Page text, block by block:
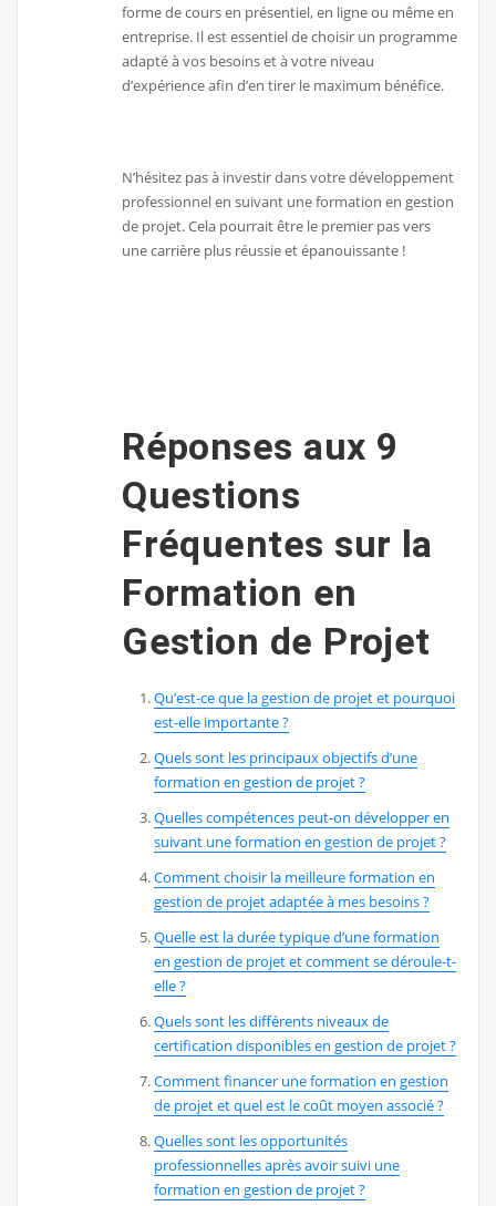
forme de cours en présentiel, en ligne ou même en
entreprise. Il est essentiel de choisir un programme
adapté à vos besoins et à votre niveau
d’expérience afin d’en tirer le maximum bénéfice.
N’hésitez pas à investir dans votre développement
professionnel en suivant une formation en gestion
de projet. Cela pourrait être le premier pas vers
une carrière plus réussie et épanouissante !
Réponses aux 9
Questions
Fréquentes sur la
Formation en
Gestion de Projet
Qu’est-ce que la gestion de projet et pourquoi
est-elle importante ?
Quels sont les principaux objectifs d’une
formation en gestion de projet ?
Quelles compétences peut-on développer en
suivant une formation en gestion de projet ?
Comment choisir la meilleure formation en
gestion de projet adaptée à mes besoins ?
Quelle est la durée typique d’une formation
en gestion de projet et comment se déroule-t-
elle ?
Quels sont les différents niveaux de
certification disponibles en gestion de projet ?
Comment financer une formation en gestion
de projet et quel est le coût moyen associé ?
Quelles sont les opportunités
professionnelles après avoir suivi une
formation en gestion de projet ?